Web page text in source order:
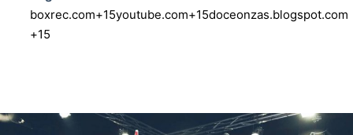
boxrec.com+15youtube.com+15doceonzas.blogspot.com
+15